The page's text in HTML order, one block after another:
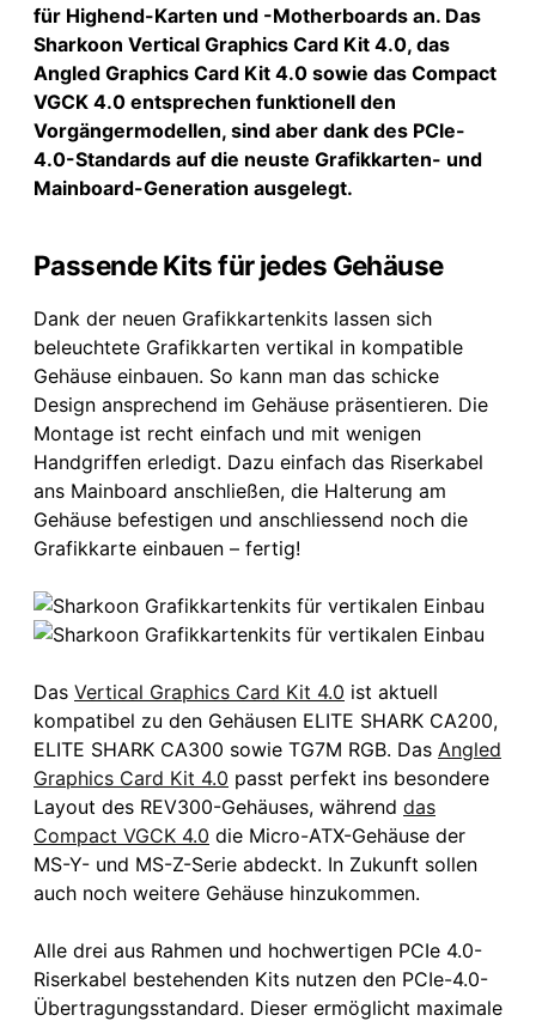
für Highend-Karten und -Motherboards an. Das
Sharkoon Vertical Graphics Card Kit 4.0, das
Angled Graphics Card Kit 4.0 sowie das Compact
VGCK 4.0 entsprechen funktionell den
Vorgängermodellen, sind aber dank des PCle-
4.0-Standards auf die neuste Grafikkarten- und
Mainboard-Generation ausgelegt.
Passende Kits für jedes Gehäuse
Dank der neuen Grafikkartenkits lassen sich
beleuchtete Grafikkarten vertikal in kompatible
Gehäuse einbauen. So kann man das schicke
Design ansprechend im Gehäuse präsentieren. Die
Montage ist recht einfach und mit wenigen
Handgriffen erledigt. Dazu einfach das Riserkabel
ans Mainboard anschließen, die Halterung am
Gehäuse befestigen und anschliessend noch die
Grafikkarte einbauen – fertig!
Das Vertical Graphics Card Kit 4.0 ist aktuell
kompatibel zu den Gehäusen ELITE SHARK CA200,
ELITE SHARK CA300 sowie TG7M RGB. Das Angled
Graphics Card Kit 4.0 passt perfekt ins besondere
Layout des REV300-Gehäuses, während das
Compact VGCK 4.0 die Micro-ATX-Gehäuse der
MS-Y- und MS-Z-Serie abdeckt. In Zukunft sollen
auch noch weitere Gehäuse hinzukommen.
Alle drei aus Rahmen und hochwertigen PCIe 4.0-
Riserkabel bestehenden Kits nutzen den PCIe-4.0-
Übertragungsstandard. Dieser ermöglicht maximale